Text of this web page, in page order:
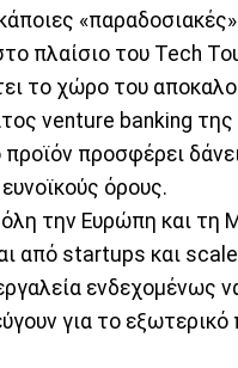
πλαίσιο του Tech
το χώρο του
venture banking της
προσφέρει
όρους.
την Ευρώπη και τη
από startups και
ενδεχομένως
για το εξωτερικό